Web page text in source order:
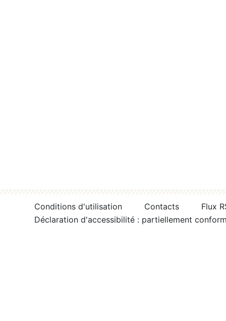
Conditions d'utilisation Contacts
Flux
Déclaration d'accessibilité : partiellement